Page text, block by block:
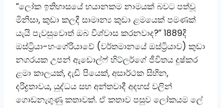
“ලෝක ඉතිහාසයේ භයානකම නාමයක් බවට පත්වූ
මිනිසා, කුඩා කලදී සාමාන්‍ය කුඩා ළමයෙක් පමණක්
යැයි පැවසුවොත් ඔබ විශ්වාස කරනවාද?” 1889දී
ඔස්ට්‍රියා-හංගේරියාවේ (වර්තමානයේ ඔස්ට්‍රියාව) කුඩා
නගරයක උපන් ඇඩොල්ෆ් හිට්ලර්ගේ ජීවිතය දුෂ්කර
ළමා කාලයක්, දැඩි පියෙක්, අසාර්ථක සිහින,
දරිද්‍රතාවය, යුද්ධය සහ අන්තවාදී අදහස් වලින්
ගොඩනැගුණු කතාවක්. ඒ කතාව පසුව ලෝකයම ලේ